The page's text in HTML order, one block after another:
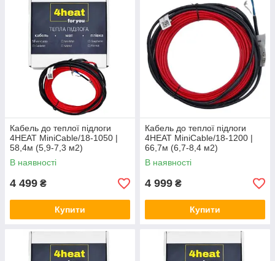
Кабель до теплої підлоги
4HEAT MiniCable/18-1050 |
58,4м (5,9-7,3 м2)
В наявності
4 499 ₴
Купити
Кабель до теплої підлоги
4HEAT MiniCable/18-1200 |
66,7м (6,7-8,4 м2)
В наявності
4 999 ₴
Купити